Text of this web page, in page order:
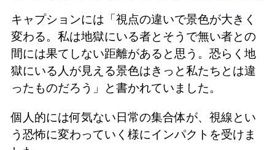
キャプションには「視点の違いで景色が大きく
変わる。私は地獄にいる者とそうで無い者との
間には果てしない距離があると思う。恐らく地
獄にいる人が見える景色はきっと私たちとは違
ったものだろう」と書かれていました。
個人的には何気ない日常の集合体が、視線とい
う恐怖に変わっていく様にインパクトを受けま